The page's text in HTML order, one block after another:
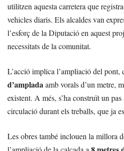
utilitzen aquesta carretera que
vehicles diaris. Els alcaldes van
l’esforç de la Diputació en aquest
necessitats de la comunitat.
L’acció implica l’ampliació del pont,
d’ampladaamb vorals d’un metre,
existent. A més, s’ha construït un
circulació durant els treballs, que ja
Les obres també inclouen la millora